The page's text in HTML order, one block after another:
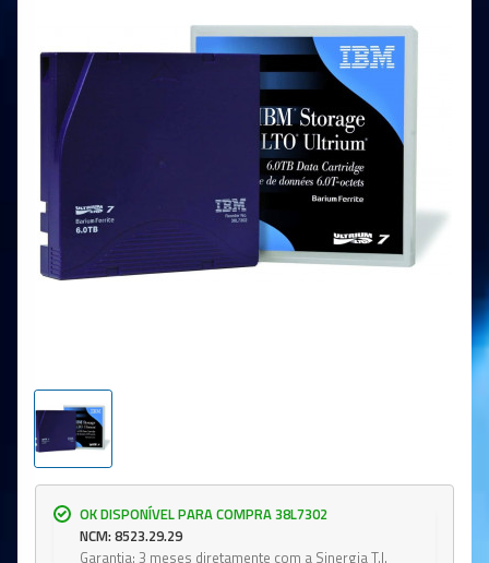
OK DISPONÍVEL PARA COMPRA 38L7302
NCM: 8523.29.29
Garantia: 3 meses diretamente com a Sinergia T.I.